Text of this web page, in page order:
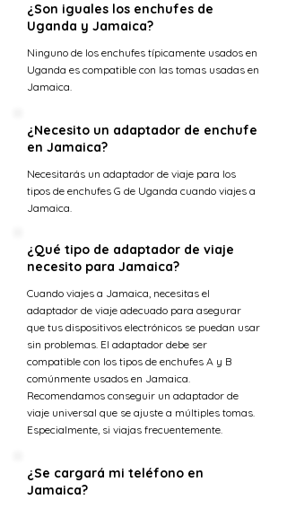
¿Son iguales los enchufes de
Uganda y Jamaica?
Ninguno de los enchufes típicamente usados en
Uganda es compatible con las tomas usadas en
Jamaica.
¿Necesito un adaptador de enchufe
en Jamaica?
Necesitarás un adaptador de viaje para los
tipos de enchufes G de Uganda cuando viajes a
Jamaica.
¿Qué tipo de adaptador de viaje
necesito para Jamaica?
Cuando viajes a Jamaica, necesitas el
adaptador de viaje adecuado para asegurar
que tus dispositivos electrónicos se puedan usar
sin problemas. El adaptador debe ser
compatible con los tipos de enchufes A y B
comúnmente usados en Jamaica.
Recomendamos conseguir un adaptador de
viaje universal que se ajuste a múltiples tomas.
Especialmente, si viajas frecuentemente.
¿Se cargará mi teléfono en
Jamaica?